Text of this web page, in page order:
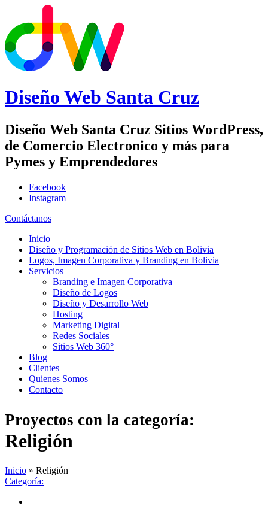
Diseño Web Santa Cruz
Diseño Web Santa Cruz Sitios WordPress,
de Comercio Electronico y más para
Pymes y Emprendedores
Facebook
Instagram
Contáctanos
Inicio
Diseño y Programación de Sitios Web en Bolivia
Logos, Imagen Corporativa y Branding en Bolivia
Servicios
Branding e Imagen Corporativa
Diseño de Logos
Diseño y Desarrollo Web
Hosting
Marketing Digital
Redes Sociales
Sitios Web 360°
Blog
Clientes
Quienes Somos
Contacto
Proyectos con la categoría:
Religión
Inicio » Religión
Categoría: